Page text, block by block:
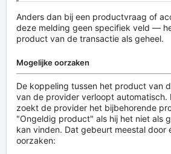
Anders dan bij een productvraag of
deze melding geen specifiek veld —
product van de transactie als geheel.
Mogelijke oorzaken
De koppeling tussen het product van
van de provider verloopt automatisch.
zoekt de provider het bijbehorende
"Ongeldig product" als hij het niet als
kan vinden. Dat gebeurt meestal door
oorzaken: